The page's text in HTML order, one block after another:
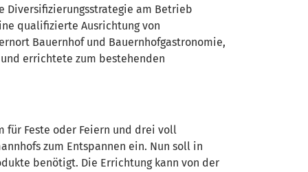
am Betrieb
qualifizierte Ausrichtung von
Bauernhof und Bauernhofgastronomie,
errichtete zum bestehenden
für Feste oder Feiern und drei voll
zum Entspannen ein. Nun soll in
benötigt. Die Errichtung kann von der